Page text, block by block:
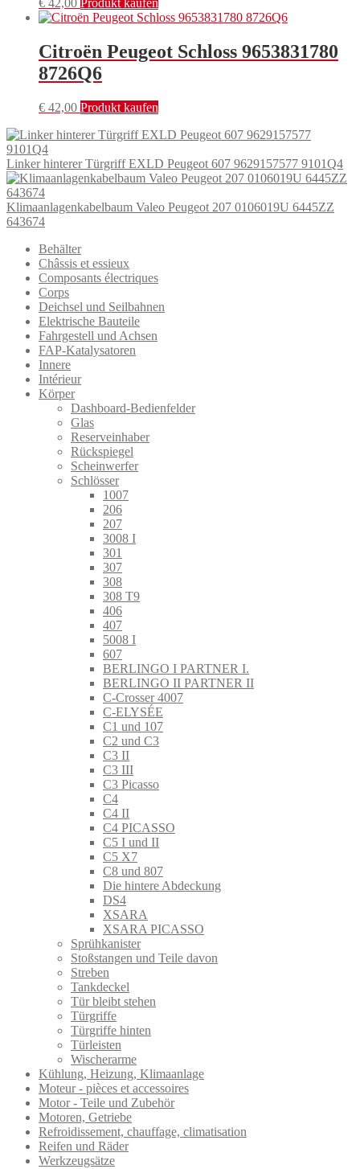
€ 42,00 Produkt kaufen
Citroën Peugeot Schloss 9653831780
8726Q6
€ 42,00 Produkt kaufen
Linker hinterer Türgriff EXLD Peugeot 607 9629157577 9101Q4
Klimaanlagenkabelbaum Valeo Peugeot 207 0106019U 6445ZZ
643674
Behälter
Châssis et essieux
Composants électriques
Corps
Deichsel und Seilbahnen
Elektrische Bauteile
Fahrgestell und Achsen
FAP-Katalysatoren
Innere
Intérieur
Körper
Dashboard-Bedienfelder
Glas
Reserveinhaber
Rückspiegel
Scheinwerfer
Schlösser
1007
206
207
3008 I
301
307
308
308 T9
406
407
5008 I
607
BERLINGO I PARTNER I.
BERLINGO II PARTNER II
C-Crosser 4007
C-ELYSÉE
C1 und 107
C2 und C3
C3 II
C3 III
C3 Picasso
C4
C4 II
C4 PICASSO
C5 I und II
C5 X7
C8 und 807
Die hintere Abdeckung
DS4
XSARA
XSARA PICASSO
Sprühkanister
Stoßstangen und Teile davon
Streben
Tankdeckel
Tür bleibt stehen
Türgriffe
Türgriffe hinten
Türleisten
Wischerarme
Kühlung, Heizung, Klimaanlage
Moteur - pièces et accessoires
Motor - Teile und Zubehör
Motoren, Getriebe
Refroidissement, chauffage, climatisation
Reifen und Räder
Werkzeugsätze